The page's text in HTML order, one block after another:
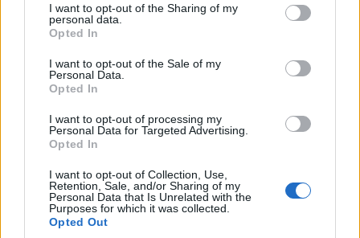
I want to opt-out of the Sharing of my
personal data.
Opted In
I want to opt-out of the Sale of my
Personal Data.
Opted In
I want to opt-out of processing my
Personal Data for Targeted Advertising.
Opted In
I want to opt-out of Collection, Use,
Retention, Sale, and/or Sharing of my
Personal Data that Is Unrelated with the
Purposes for which it was collected.
Opted Out